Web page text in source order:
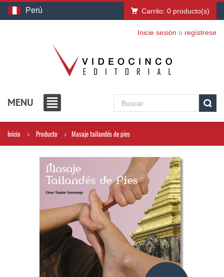
Perú Carrito: 0 producto(s)
Inicie sesión o regístrese
MENU
Inicio Producto Masaje tailandés de pies